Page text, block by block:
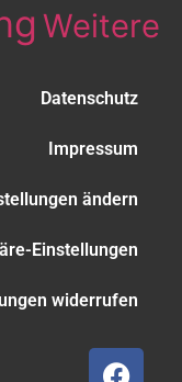
Weitere
Datenschutz
Impressum
ändern
Einstellungen
widerrufen